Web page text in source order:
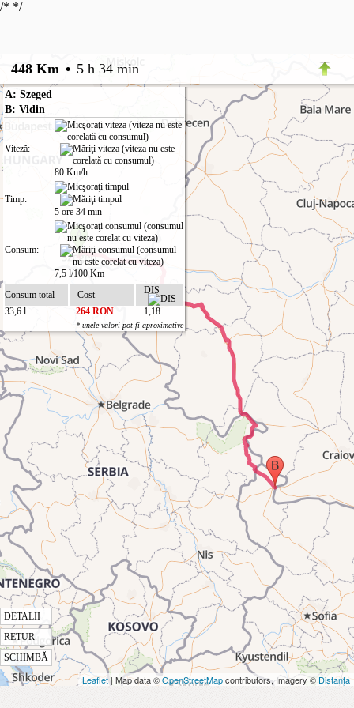
/* */
448 Km • 5 h 34 min
DETALII
RETUR
SCHIMBĂ
A: Szeged
B: Vidin
Viteză:
80 Km/h
Timp:
5 ore 34 min
Consum:
7,5 l/100 Km
Consum total
Cost
DIS
33,6 l
264 RON 1,18
* unele valori pot fi aproximative